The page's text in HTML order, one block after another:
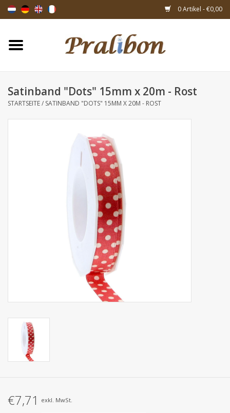
0 Artikel - €0,00
Startseite
Taschen & Beuteln
Satinband "Dots" 15mm x 20m - Rost
STARTSEITE/ SATINBAND "DOTS" 15MM X 20M - ROST
€7,71 exkl. MwSt.